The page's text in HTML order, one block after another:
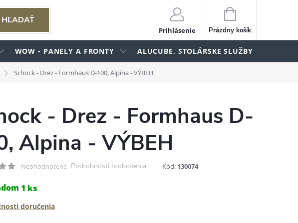
HĽADAŤ
Prihlásenie
NÁKUPNÝ
KOŠÍK
Prázdny košík
WOW - PANELY A FRONTY ALUCUBE, STOLÁRSKE SLUŽBY
Schock - Drez - Formhaus D-100, Alpina - VÝBEH
- Drez - Formhaus D-
Alpina - VÝBEH
Neohodnotené Podrobnosti hodnotenia Kód: 130074
1 ks
doručenia